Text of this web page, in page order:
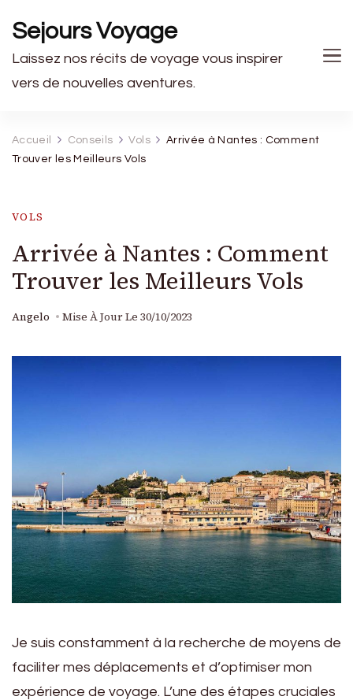
Sejours Voyage
Laissez nos récits de voyage vous inspirer
vers de nouvelles aventures.
Accueil Conseils Vols
Arrivée à Nantes : Comment
Trouver les Meilleurs Vols
VOLS
Arrivée à Nantes : Comment
Trouver les Meilleurs Vols
Angelo Mise À Jour Le 30/10/2023
Je suis constamment à la recherche de moyens de
faciliter mes déplacements et d’optimiser mon
expérience de voyage. L’une des étapes cruciales